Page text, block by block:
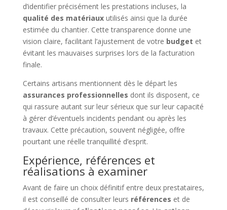
d’identifier précisément les prestations incluses, la
qualité des matériauxutilisés ainsi que la durée
estimée du chantier. Cette transparence donne une
vision claire, facilitant l’ajustement de votre budget et
évitant les mauvaises surprises lors de la facturation
finale.
Certains artisans mentionnent dès le départ les
assurances professionnelles dont ils disposent, ce
qui rassure autant sur leur sérieux que sur leur capacité
à gérer d’éventuels incidents pendant ou après les
travaux. Cette précaution, souvent négligée, offre
pourtant une réelle tranquillité d’esprit.
Expérience, références et
réalisations à examiner
Avant de faire un choix définitif entre deux prestataires,
il est conseillé de consulter leurs références et de